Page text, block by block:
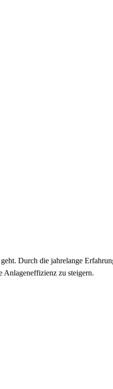
geht. Durch die jahrelange
Anlageneffizienz zu steigern.